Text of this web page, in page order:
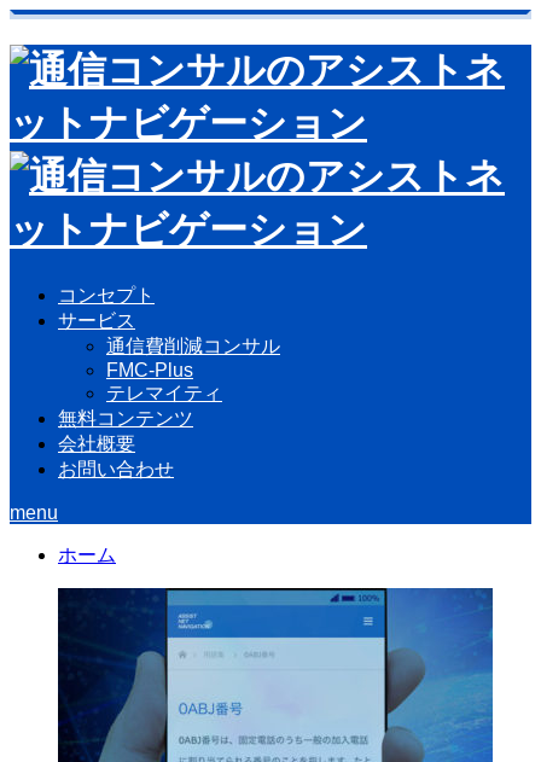
コンセプト
サービス
通信費削減コンサル
FMC-Plus
テレマイティ
無料コンテンツ
会社概要
お問い合わせ
menu
ホーム